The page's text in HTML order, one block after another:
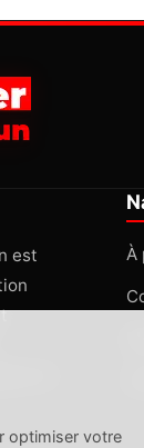
est
À
optimiser votre